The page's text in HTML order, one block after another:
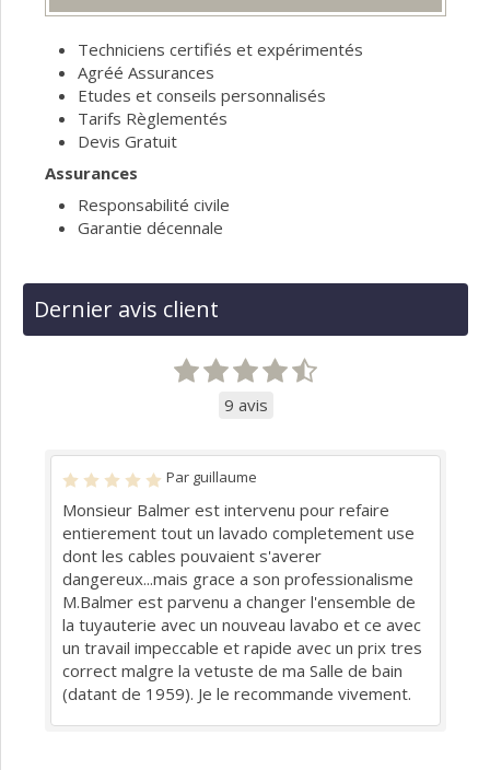
Techniciens certifiés et expérimentés
Agréé Assurances
Etudes et conseils personnalisés
Tarifs Règlementés
Devis Gratuit
Assurances
Responsabilité civile
Garantie décennale
Dernier avis client
9 avis
Par guillaume
Monsieur Balmer est intervenu pour refaire
entierement tout un lavado completement use
dont les cables pouvaient s'averer
dangereux...mais grace a son professionalisme
M.Balmer est parvenu a changer l'ensemble de
la tuyauterie avec un nouveau lavabo et ce avec
un travail impeccable et rapide avec un prix tres
correct malgre la vetuste de ma Salle de bain
(datant de 1959). Je le recommande vivement.